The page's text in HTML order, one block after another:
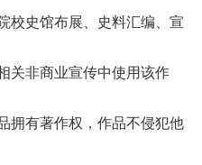
校史馆布展、史料汇编、宣
关非商业宣传中使用该作
拥有著作权，作品不侵犯他